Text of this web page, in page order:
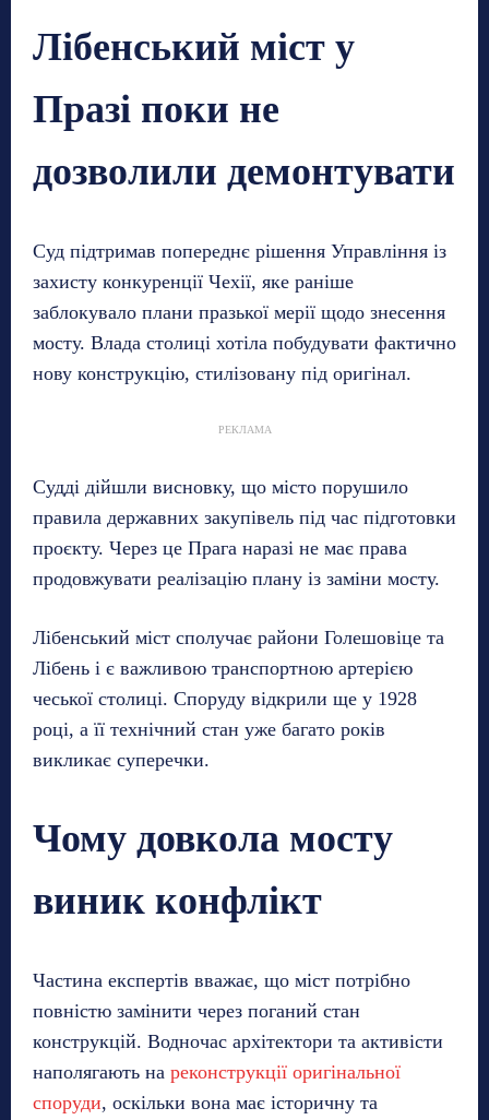
Лібенський міст у
Празі поки не
дозволили демонтувати
Суд підтримав попереднє рішення Управління із
захисту конкуренції Чехії, яке раніше
заблокувало плани празької мерії щодо знесення
мосту. Влада столиці хотіла побудувати фактично
нову конструкцію, стилізовану під оригінал.
РЕКЛАМА
Судді дійшли висновку, що місто порушило
правила державних закупівель під час підготовки
проєкту. Через це Прага наразі не має права
продовжувати реалізацію плану із заміни мосту.
Лібенський міст сполучає райони Голешовіце та
Лібень і є важливою транспортною артерією
чеської столиці. Споруду відкрили ще у 1928
році, а її технічний стан уже багато років
викликає суперечки.
Чому довкола мосту
виник конфлікт
Частина експертів вважає, що міст потрібно
повністю замінити через поганий стан
конструкцій. Водночас архітектори та активісти
наполягають на реконструкції оригінальної
споруди, оскільки вона має історичну та